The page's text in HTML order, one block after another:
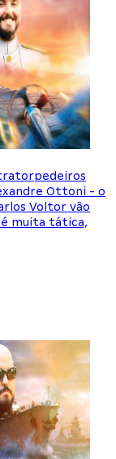
Ottoni - o
Voltor vão
é muita tática,